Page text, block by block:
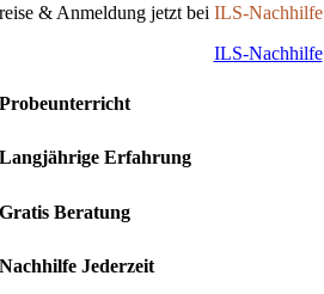
& Anmeldung jetzt beiILS-Nachhilfe
ILS-Nachhilfe
Probeunterricht
Langjährige Erfahrung
Gratis Beratung
Nachhilfe Jederzeit